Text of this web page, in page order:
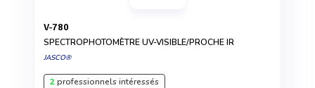
V-780
SPECTROPHOTOMÈTRE UV-VISIBLE/PROCHE IR
JASCO®
2professionnels intéressés